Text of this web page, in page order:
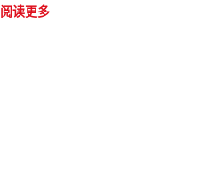
阅读更多